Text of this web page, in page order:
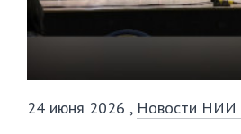
24 июня 2026 , Новости НИИ